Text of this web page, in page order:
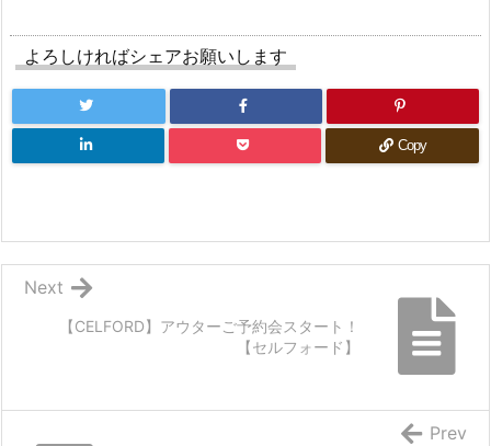
よろしければシェアお願いします
Copy
【CELFORD】アウターご予約会スタート！
【セルフォード】
Next
Prev